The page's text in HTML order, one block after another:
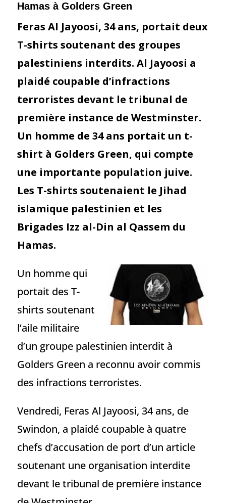
Hamas à Golders Green
Feras Al Jayoosi, 34 ans, portait deux
T-shirts soutenant des groupes
palestiniens interdits. Al Jayoosi a
plaidé coupable d’infractions
terroristes devant le tribunal de
première instance de Westminster.
Un homme de 34 ans portait un t-
shirt à Golders Green, qui compte
une importante population juive.
Les T-shirts soutenaient le Jihad
islamique palestinien et les
Brigades Izz al-Din al Qassem du
Hamas.
Un homme qui
portait des T-
shirts soutenant
l’aile militaire
d’un groupe palestinien interdit à
Golders Green a reconnu avoir commis
des infractions terroristes.
Vendredi, Feras Al Jayoosi, 34 ans, de
Swindon, a plaidé coupable à quatre
chefs d’accusation de port d’un article
soutenant une organisation interdite
devant le tribunal de première instance